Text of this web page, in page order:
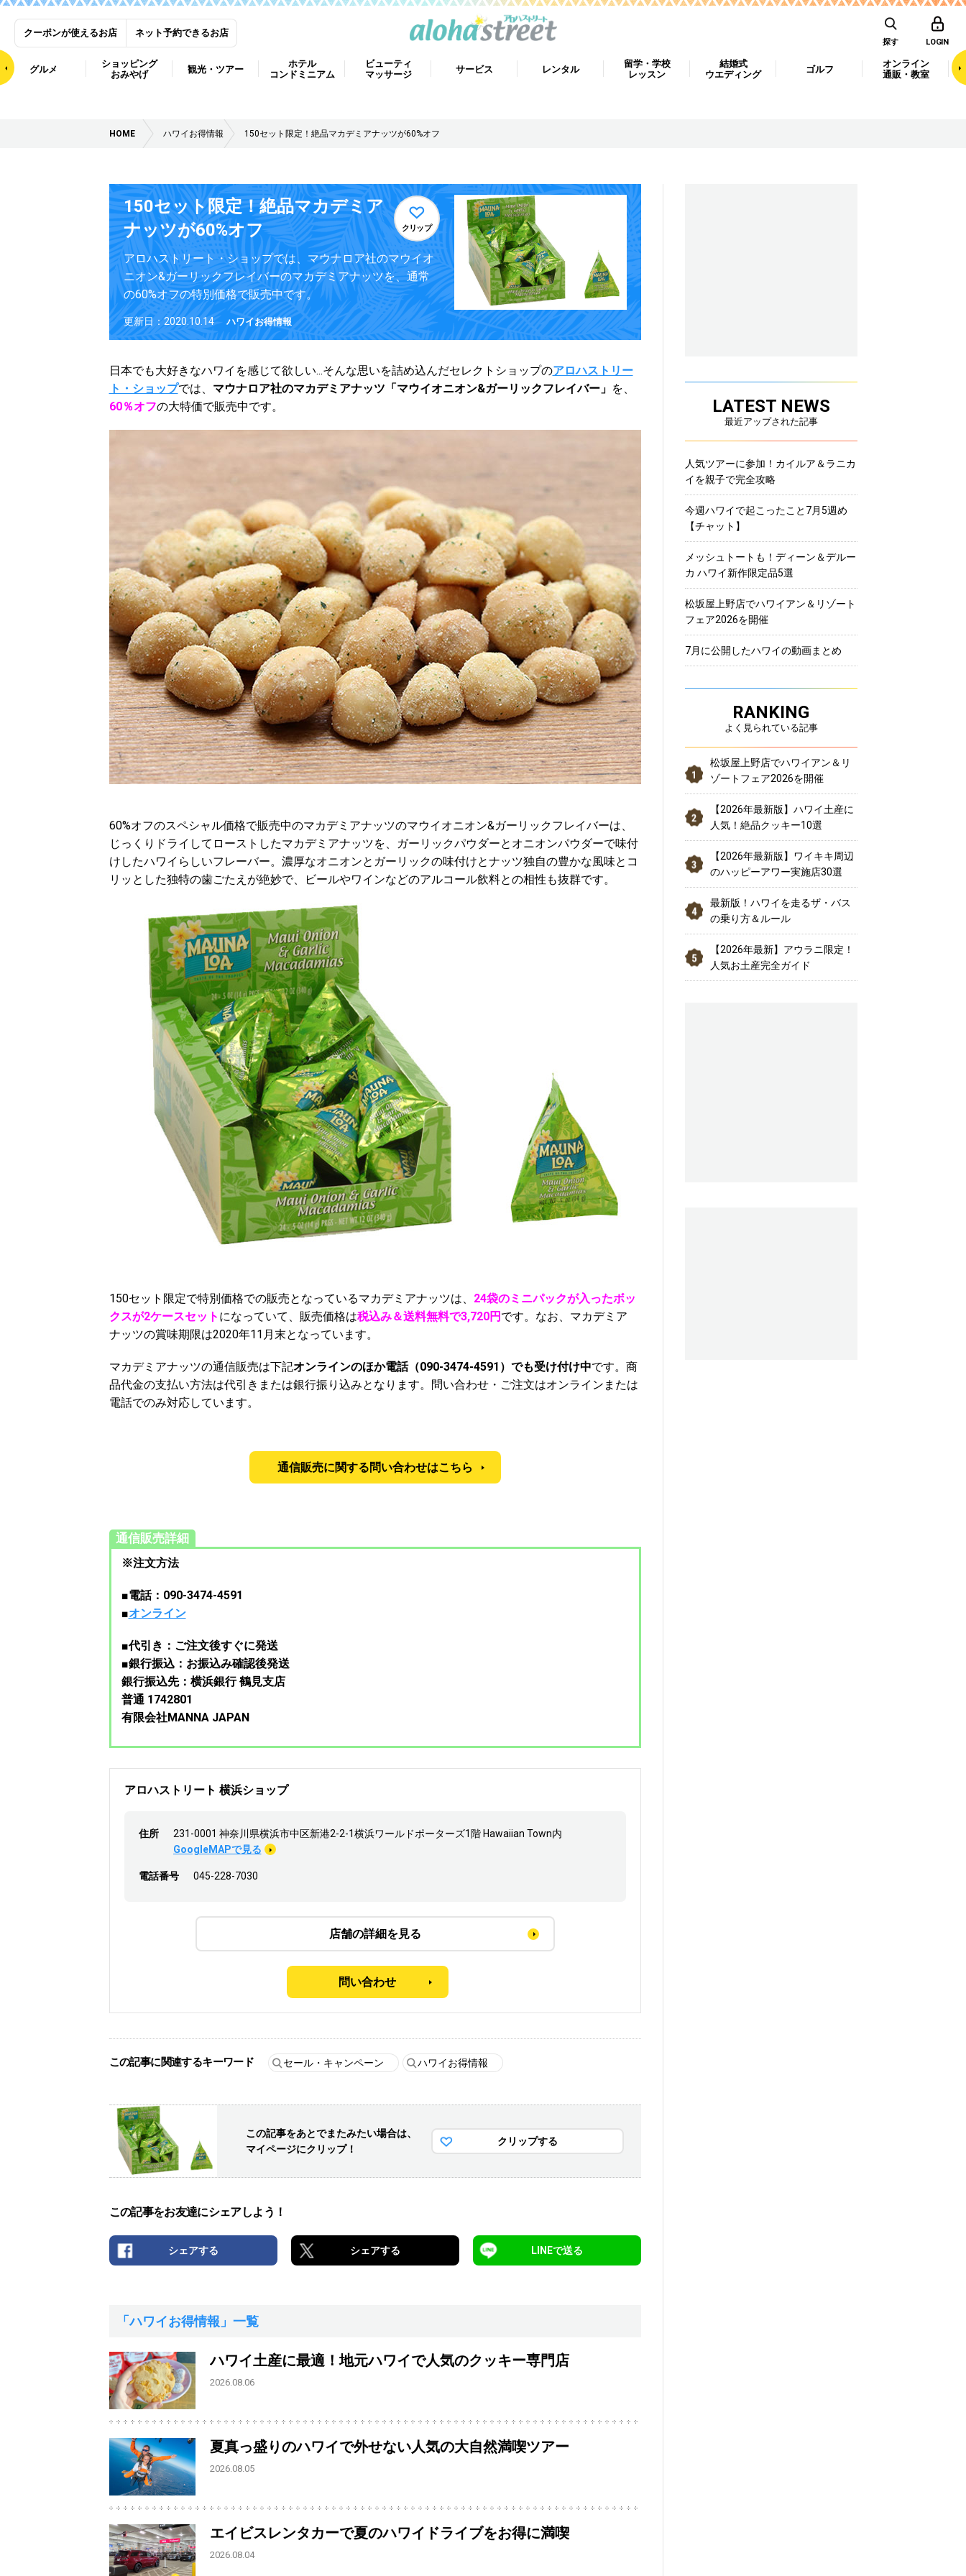
クーポンが使えるお店 ネット予約できるお店
探す LOGIN
グルメ
ショッピング
おみやげ
観光・ツアー
ホテル
コンドミニアム
ビューティ
マッサージ
サービス レンタル
留学・学校
レッスン
結婚式
ウエディング
ゴルフ
オンライン
通販・教室
HOME ハワイお得情報 150セット限定！絶品マカデミアナッツが60%オフ
150セット限定！絶品マカデミア
ナッツが60%オフ
クリップ
アロハストリート・ショップでは、マウナロア社のマウイオ
ニオン&ガーリックフレイバーのマカデミアナッツを、通常
の60%オフの特別価格で販売中です。
更新日：2020.10.14 ハワイお得情報
日本でも大好きなハワイを感じて欲しい...そんな思いを詰め込んだセレクトショップのアロハストリー
ト・ショップでは、 マウナロア社のマカデミアナッツ「マウイオニオン&ガーリックフレイバー」 を、
60％オフの大特価で販売中です。
60%オフのスペシャル価格で販売中のマカデミアナッツのマウイオニオン&ガーリックフレイバーは、
じっくりドライしてローストしたマカデミアナッツを、ガーリックパウダーとオニオンパウダーで味付
けしたハワイらしいフレーバー。濃厚なオニオンとガーリックの味付けとナッツ独自の豊かな風味とコ
リッとした独特の歯ごたえが絶妙で、ビールやワインなどのアルコール飲料との相性も抜群です。
150セット限定で特別価格での販売となっているマカデミアナッツは、 24袋のミニパックが入ったボッ
クスが2ケースセット になっていて、販売価格は税込み＆送料無料で3,720円 です。なお、マカデミア
ナッツの賞味期限は2020年11月末となっています。
マカデミアナッツの通信販売は下記オンラインのほか電話（090-3474-4591）でも受け付け中です。商
品代金の支払い方法は代引きまたは銀行振り込みとなります。問い合わせ・ご注文はオンラインまたは
電話でのみ対応しています。
通信販売に関する問い合わせはこちら
通信販売詳細
※注文方法
■電話：090-3474-4591
■オンライン
■代引き：ご注文後すぐに発送
■銀行振込：お振込み確認後発送
銀行振込先：横浜銀行 鶴見支店
普通 1742801
有限会社MANNA JAPAN
アロハストリート 横浜ショップ
住所
231-0001 神奈川県横浜市中区新港2-2-1横浜ワールドポーターズ1階 Hawaiian Town内
GoogleMAPで見る
電話番号 045-228-7030
店舗の詳細を見る
問い合わせ
この記事に関連するキーワード セール・キャンペーン ハワイお得情報
この記事をあとでまたみたい場合は、
マイページにクリップ！
クリップする
この記事をお友達にシェアしよう！
シェアする シェアする LINEで送る
「ハワイお得情報」一覧
ハワイ土産に最適！地元ハワイで人気のクッキー専門店
2026.08.06
夏真っ盛りのハワイで外せない人気の大自然満喫ツアー
2026.08.05
エイビスレンタカーで夏のハワイドライブをお得に満喫
2026.08.04
LATEST NEWS
最近アップされた記事
人気ツアーに参加！カイルア＆ラニカ
イを親子で完全攻略
今週ハワイで起こったこと7月5週め
【チャット】
メッシュトートも！ディーン＆デルー
カ ハワイ新作限定品5選
松坂屋上野店でハワイアン＆リゾート
フェア2026を開催
7月に公開したハワイの動画まとめ
RANKING
よく見られている記事
松坂屋上野店でハワイアン＆リ
ゾートフェア2026を開催
【2026年最新版】ハワイ土産に
人気！絶品クッキー10選
【2026年最新版】ワイキキ周辺
のハッピーアワー実施店30選
最新版！ハワイを走るザ・バス
の乗り方＆ルール
【2026年最新】アウラニ限定！
人気お土産完全ガイド